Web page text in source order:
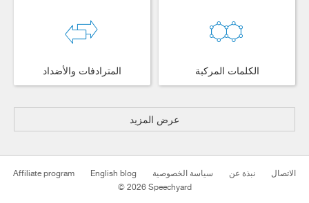
المترادفات والأضداد الكلمات المركبة
عرض المزيد
Affiliate program English blog سياسة الخصوصية نبذة عن
الاتصال
© 2026 Speechyard